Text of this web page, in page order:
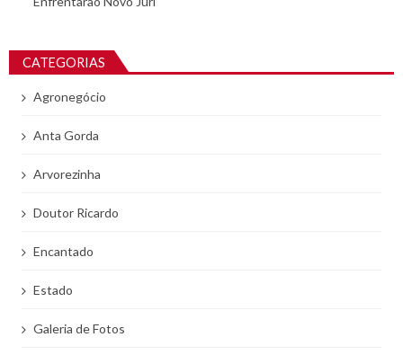
CATEGORIAS
Agronegócio
Anta Gorda
Arvorezinha
Doutor Ricardo
Encantado
Estado
Galeria de Fotos